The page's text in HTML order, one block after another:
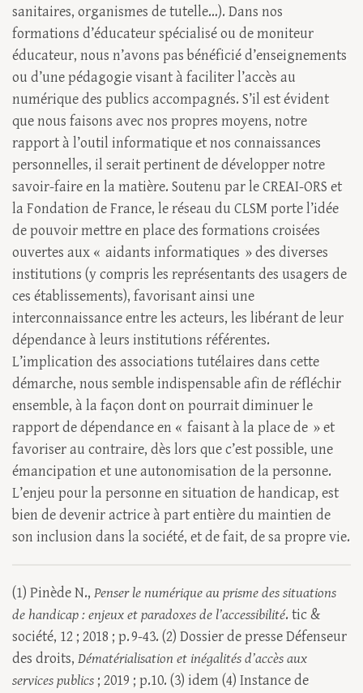
sanitaires, organismes de tutelle…). Dans nos
formations d’éducateur spécialisé ou de moniteur
éducateur, nous n’avons pas bénéficié d’enseignements
ou d’une pédagogie visant à faciliter l’accès au
numérique des publics accompagnés. S’il est évident
que nous faisons avec nos propres moyens, notre
rapport à l’outil informatique et nos connaissances
personnelles, il serait pertinent de développer notre
savoir-faire en la matière. Soutenu par le CREAI-ORS et
la Fondation de France, le réseau du CLSM porte l’idée
de pouvoir mettre en place des formations croisées
ouvertes aux « aidants informatiques » des diverses
institutions (y compris les représentants des usagers de
ces établissements), favorisant ainsi une
interconnaissance entre les acteurs, les libérant de leur
dépendance à leurs institutions référentes.
L’implication des associations tutélaires dans cette
démarche, nous semble indispensable afin de réfléchir
ensemble, à la façon dont on pourrait diminuer le
rapport de dépendance en « faisant à la place de » et
favoriser au contraire, dès lors que c’est possible, une
émancipation et une autonomisation de la personne.
L’enjeu pour la personne en situation de handicap, est
bien de devenir actrice à part entière du maintien de
son inclusion dans la société, et de fait, de sa propre vie.
(1) Pinède N., Penser le numérique au prisme des situations
de handicap : enjeux et paradoxes de l’accessibilité. tic &
société, 12 ; 2018 ; p. 9-43. (2) Dossier de presse Défenseur
des droits, Dématérialisation et inégalités d’accès aux
services publics ; 2019 ; p.10. (3) idem (4) Instance de